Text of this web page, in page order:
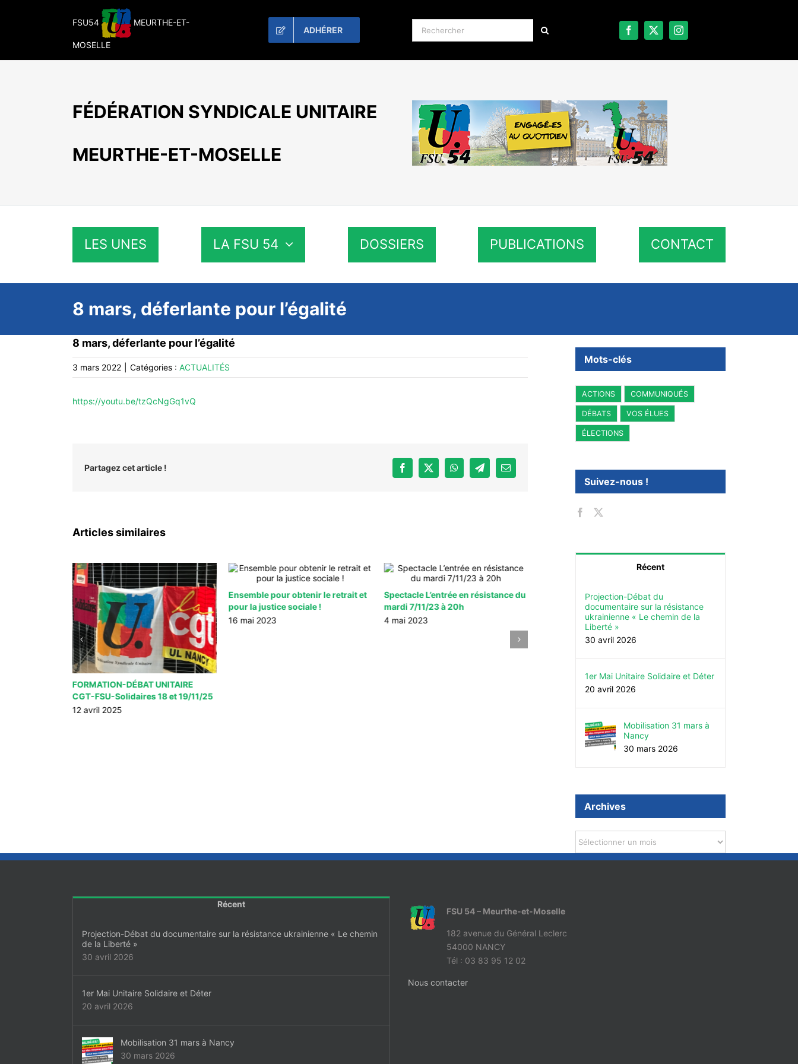
FSU54 MEURTHE-ET-
MOSELLE
ADHÉRER Rechercher:
FÉDÉRATION SYNDICALE UNITAIRE
MEURTHE-ET-MOSELLE
LES UNES LA FSU 54 DOSSIERS PUBLICATIONS CONTACT
8 mars, déferlante pour l’égalité
8 mars, déferlante pour l’égalité
3 mars 2022 Catégories : ACTUALITÉS
https://youtu.be/tzQcNgGq1vQ
Partagez cet article ! Facebook
X WhatsAppTelegramEmail
Articles similaires
FORMATION-DÉBAT UNITAIRE
CGT-FSU-Solidaires 18 et 19/11/25
12 avril 2025
Ensemble pour obtenir le retrait et
pour la justice sociale !
16 mai 2023
Spectacle L’entrée en résistance du
mardi 7/11/23 à 20h
4 mai 2023
Pétition pour une véritable
reconnaissance des agent∙es de la
20 janvier 2022
Mots-clés
ACTIONS COMMUNIQUÉS
DÉBATS VOS ÉLUES
ÉLECTIONS
Suivez-nous !
Récent
Projection-Débat du
documentaire sur la résistance
ukrainienne « Le chemin de la
Liberté »
30 avril 2026
1er Mai Unitaire Solidaire et Déter
20 avril 2026
Mobilisation 31 mars à
Nancy
30 mars 2026
Archives
Archives
Récent
Projection-Débat du documentaire sur la résistance ukrainienne « Le chemin
de la Liberté »
30 avril 2026
1er Mai Unitaire Solidaire et Déter
20 avril 2026
Mobilisation 31 mars à Nancy
30 mars 2026
FSU 54 – Meurthe-et-Moselle
182 avenue du Général Leclerc
54000 NANCY
Tél : 03 83 95 12 02
Nous contacter